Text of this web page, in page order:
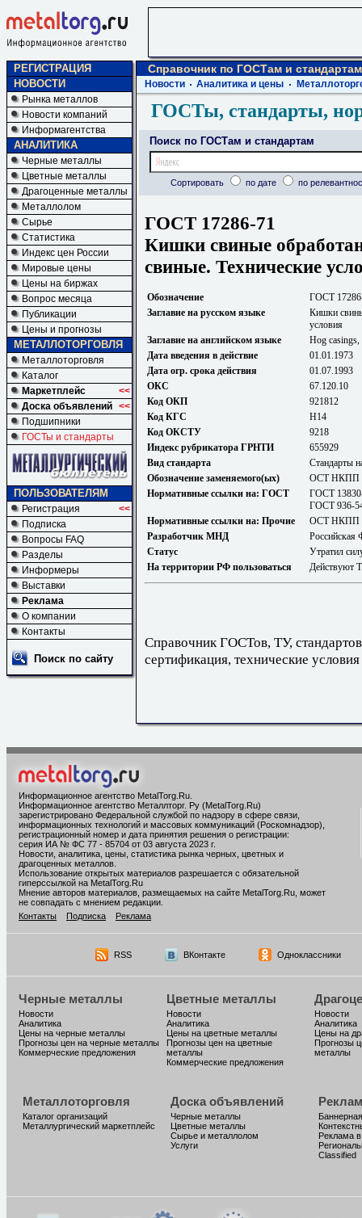
РЕГИСТРАЦИЯ
НОВОСТИ
Рынка металлов
Новости компаний
Информагентства
АНАЛИТИКА
Черные металлы
Цветные металлы
Драгоценные металлы
Металлолом
Сырье
Статистика
Индекс цен России
Мировые цены
Цены на биржах
Вопрос месяца
Публикации
Цены и прогнозы
МЕТАЛЛОТОРГОВЛЯ
Металлоторговля
Каталог
Маркетплейс
<<
Доска объявлений <<
Подшипники
ГОСТы и стандарты
ПОЛЬЗОВАТЕЛЯМ
Регистрация
<<
Подписка
Вопросы FAQ
Разделы
Информеры
Выставки
Реклама
О компании
Контакты
Поиск по сайту
Справочник по ГОСТам и стандартам
Новости Аналитика и цены
ГОСТы, стандарты,
Поиск по ГОСТам и стандартам
Сортировать по дате по
ГОСТ 17286-71
Кишки свиные
свиные. Технические
Обозначение
ГОСТ
Заглавие на русском языке
Кишки
условия
Заглавие на английском языке
Hog casings,
Дата введения в действие
01.01.1973
Дата огр. срока действия
01.07.1993
ОКС
67.120.10
Код ОКП
921812
Код КГС
Н14
Код ОКСТУ
9218
Индекс рубрикатора ГРНТИ
655929
Вид стандарта
Стандарты
Обозначение заменяемого(ых)
ОСТ НКПП
Нормативные ссылки на: ГОСТ
ГОСТ
ГОСТ 936-
Нормативные ссылки на: Прочие
ОСТ НКПП
Разработчик МНД
Российская
Статус
Утратил
На территории РФ пользоваться
Действуют
Справочник ГОСТов, ТУ,
сертификация, технические условия
Информационное агентство MetalTorg.Ru
Информационное агентство Металлторг. Ру (MetalTorg.Ru)
зарегистрировано Федеральной службой по надзору в сфере связи,
информационных технологий и массовых коммуникаций (Роскомнадзор),
регистрационный номер и дата принятия решения о регистрации:
серия ИА № ФС 77 - 85704 от 03 августа 2023 г.
Новости, аналитика, цены, статистика рынка черных, цветных и
драгоценных металлов.
Использование открытых материалов разрешается с обязательной
гиперссылкой на MetalTorg.Ru
Мнение авторов материалов, размещаемых на сайте MetalTorg.Ru, может
не совпадать с мнением редакции.
Контакты
Подписка Реклама
RSS ВКонтакте Одноклассники
Черные металлы
Новости
Аналитика
Цены на черные металлы
Прогнозы цен на черные металлы
Коммерческие предложения
Цветные металлы
Новости
Аналитика
Цены на цветные металлы
Прогнозы цен на цветные
металлы
Коммерческие предложения
Новости
Аналитика
Цены на
Прогнозы
металлы
Металлоторговля
Каталог организаций
Металлургический маркетплейс
Доска объявлений
Черные металлы
Цветные металлы
Сырье и металлолом
Услуги
Реклама
Classified